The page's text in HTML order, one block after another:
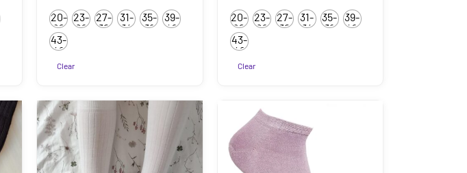
6.50€
kuni
20-
22
23-
26
27-
30
31-
34
35-
38
39-
42
43-
46
Clear
6.50€
kuni
20-
22
23-
26
27-
30
31-
34
35-
38
39-
42
43-
46
Clear
mitu
varianti.
Valikuid